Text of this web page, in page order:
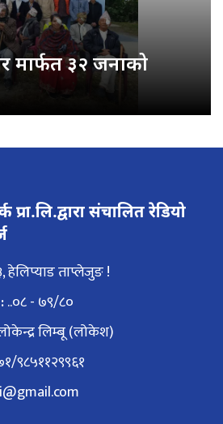
मार्फत ३२ जनाको
प्रा.लि.द्वारा संचालित रेडियो
ताप्लेजुङ !
..०८ - ७९/८०
लिम्बू (लोकेश)
९८५११२९९६१